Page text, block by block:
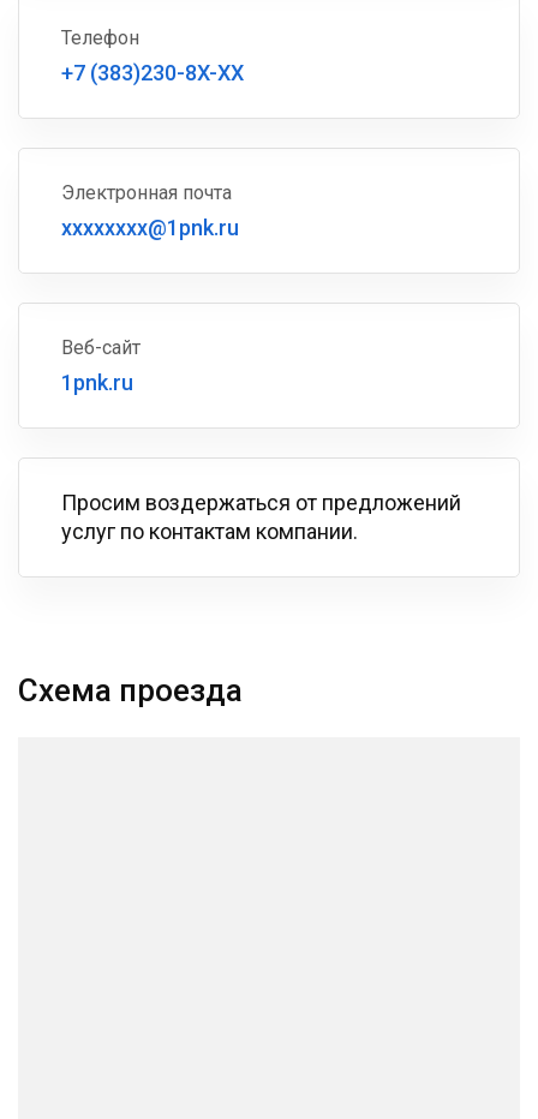
Телефон
+7 (383)230-8X-XX
Электронная почта
xxxxxxxx@1pnk.ru
Веб-сайт
1pnk.ru
Просим воздержаться от предложений
услуг по контактам компании.
Схема проезда